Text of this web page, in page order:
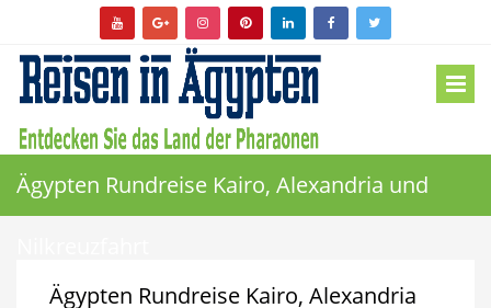
Ägypten Rundreise Kairo, Alexandria und
Ägypten Rundreise Kairo, Alexandria